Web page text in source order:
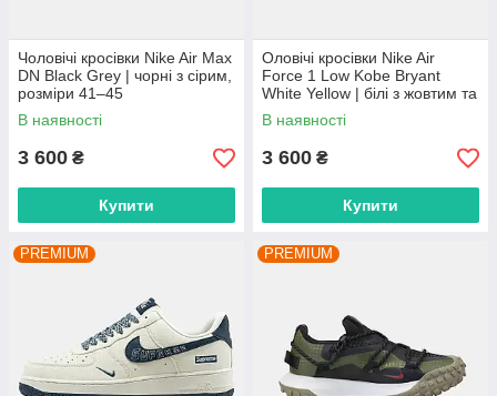
Чоловічі кросівки Nike Air Max
DN Black Grey | чорні з сірим,
розміри 41–45
В наявності
3 600 ₴
Купити
Оловічі кросівки Nike Air
Force 1 Low Kobe Bryant
White Yellow | білі з жовтим та
фіолетовим, розміри 40–45
В наявності
3 600 ₴
Купити
PREMIUM PREMIUM